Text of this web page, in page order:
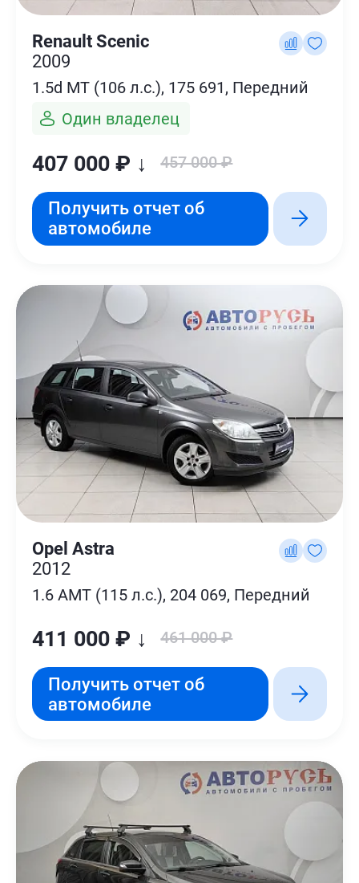
Renault Scenic
2009
1.5d MT (106 л.с.), 175 691, Передний
Один владелец
407 000 ₽ ↓ 457 000 ₽
Получить отчет об
автомобиле
Opel Astra
2012
1.6 AMT (115 л.с.), 204 069, Передний
411 000 ₽ ↓ 461 000 ₽
Получить отчет об
автомобиле